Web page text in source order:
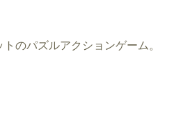
のパズルアクションゲーム。